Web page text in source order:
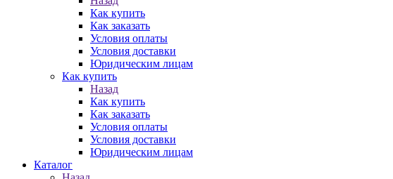
Как купить
Как заказать
Условия оплаты
Условия доставки
Юридическим лицам
Как купить
Назад
Как купить
Как заказать
Условия оплаты
Условия доставки
Юридическим лицам
Каталог